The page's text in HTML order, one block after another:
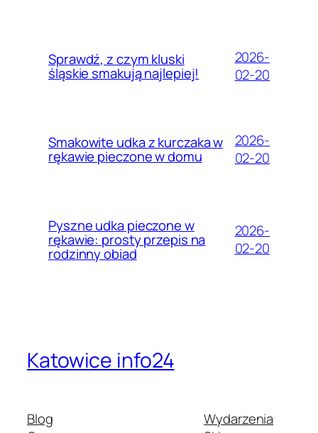
Sprawdź, z czym kluski
śląskie smakują najlepiej!
2026-
02-20
Smakowite udka z kurczaka w
rękawie pieczone w domu
2026-
02-20
Pyszne udka pieczone w
rękawie: prosty przepis na
rodzinny obiad
2026-
02-20
Katowice info24
Blog
Wydarzenia